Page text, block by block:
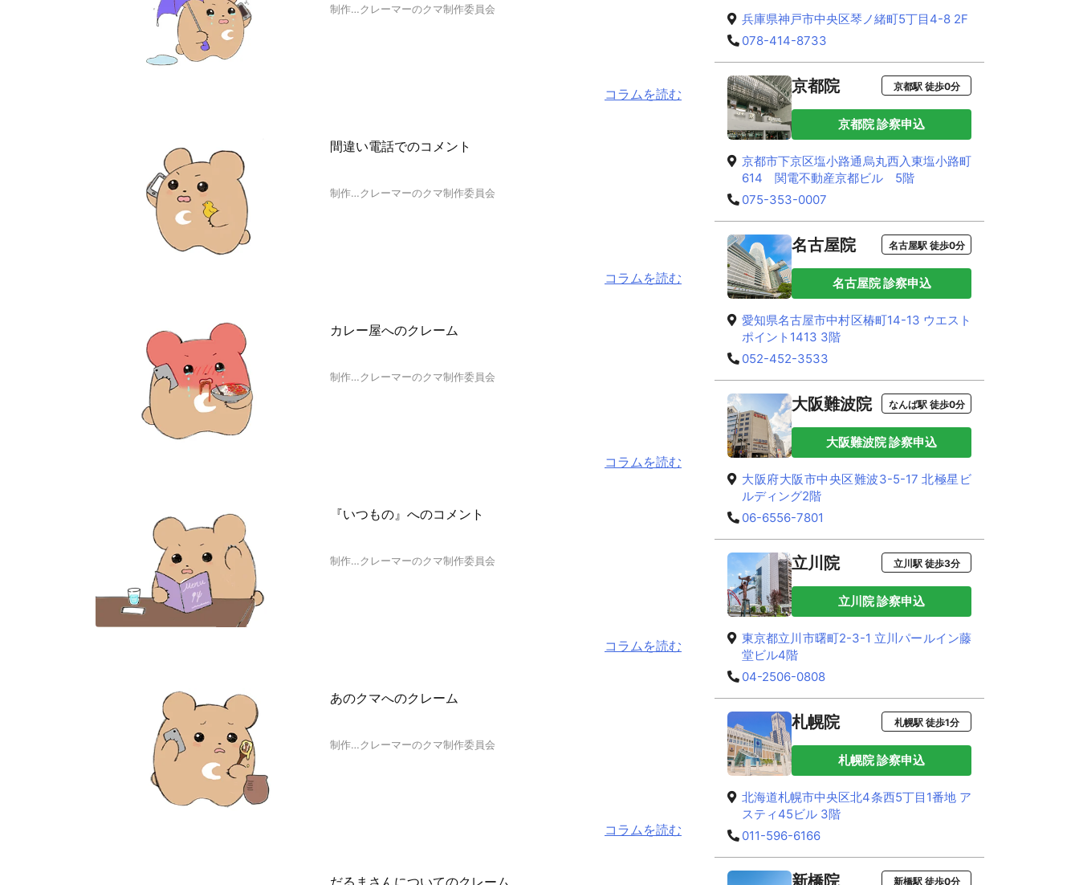
制作…クレーマーのクマ制作委員会
コラムを読む
間違い電話でのコメント
制作…クレーマーのクマ制作委員会
コラムを読む
カレー屋へのクレーム
制作…クレーマーのクマ制作委員会
コラムを読む
『いつもの』へのコメント
制作…クレーマーのクマ制作委員会
コラムを読む
あのクマへのクレーム
制作…クレーマーのクマ制作委員会
コラムを読む
兵庫県神戸市中央区琴ノ緒町5丁目4-8 2F
078-414-8733
京都院 京都駅 徒歩0分
京都院 診察申込
京都市下京区塩小路通烏丸西入東塩小路町
614 関電不動産京都ビル 5階
075-353-0007
名古屋院 名古屋駅 徒歩0分
名古屋院 診察申込
愛知県名古屋市中村区椿町14-13 ウエスト
ポイント1413 3階
052-452-3533
大阪難波院 なんば駅 徒歩0分
大阪難波院 診察申込
大阪府大阪市中央区難波3-5-17 北極星ビ
ルディング2階
06-6556-7801
立川院 立川駅 徒歩3分
立川院 診察申込
東京都立川市曙町2-3-1 立川パールイン藤
堂ビル4階
04-2506-0808
札幌院 札幌駅 徒歩1分
札幌院 診察申込
北海道札幌市中央区北4条西5丁目1番地 ア
スティ45ビル 3階
011-596-6166
新橋院 新橋駅 徒歩0分